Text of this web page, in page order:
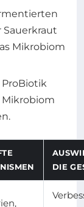
Mikrobiom
DIE